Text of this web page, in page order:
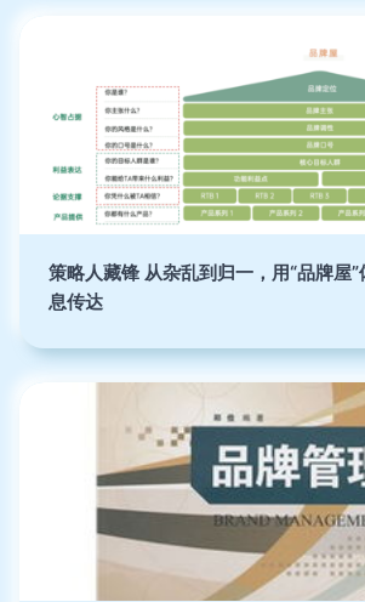
策略人藏锋 从杂乱到归一，用“品牌屋
息传达